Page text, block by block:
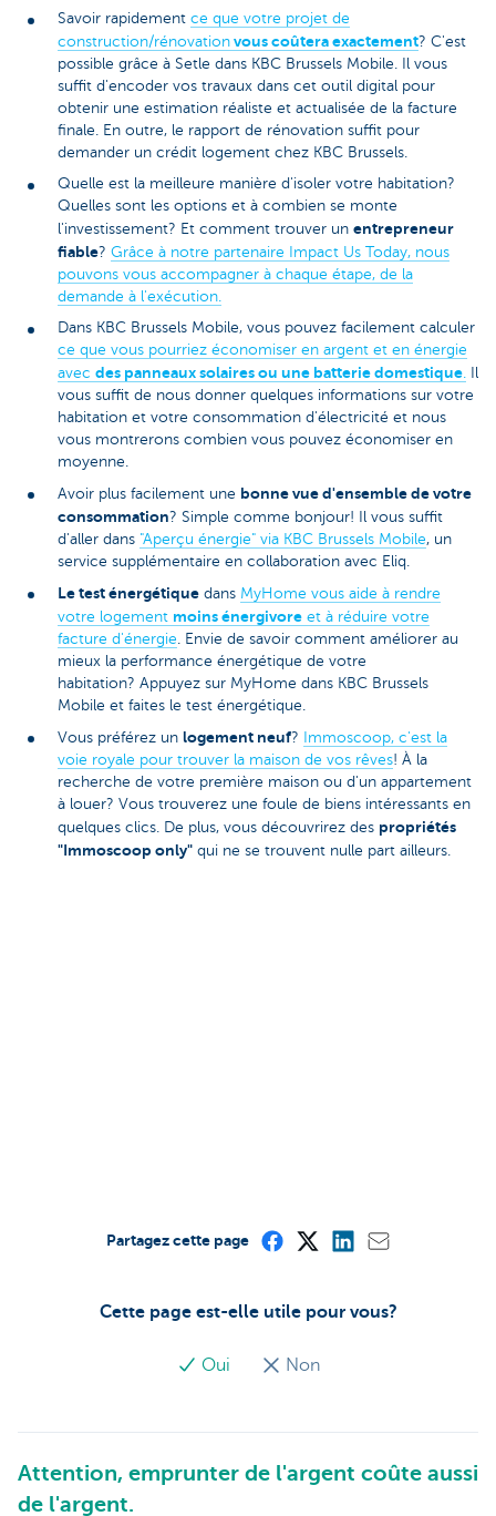
Savoir rapidement ce que votre projet de
construction/rénovation vous coûtera exactement? C'est
possible grâce à Setle dans KBC Brussels Mobile. Il vous
suffit d'encoder vos travaux dans cet outil digital pour
obtenir une estimation réaliste et actualisée de la facture
finale. En outre, le rapport de rénovation suffit pour
demander un crédit logement chez KBC Brussels.
Quelle est la meilleure manière d'isoler votre habitation?
Quelles sont les options et à combien se monte
l'investissement? Et comment trouver un entrepreneur
fiable? Grâce à notre partenaire Impact Us Today, nous
pouvons vous accompagner à chaque étape, de la
demande à l'exécution.
Dans KBC Brussels Mobile, vous pouvez facilement calculer
ce que vous pourriez économiser en argent et en énergie
avec des panneaux solaires ou une batterie domestique
Il
vous suffit de nous donner quelques informations sur votre
habitation et votre consommation d'électricité et nous
vous montrerons combien vous pouvez économiser en
moyenne.
Avoir plus facilement une bonne vue d'ensemble de votre
consommation? Simple comme bonjour! Il vous suffit
d'aller dans "Aperçu énergie" via KBC Brussels Mobile, un
service supplémentaire en collaboration avec Eliq.
Le test énergétique dans MyHome vous aide à rendre
votre logement moins énergivore et à réduire votre
facture d'énergie . Envie de savoir comment améliorer au
mieux la performance énergétique de votre
habitation? Appuyez sur MyHome dans KBC Brussels
Mobile et faites le test énergétique.
Vous préférez un logement neuf?
Immoscoop, c'est la
voie royale pour trouver la maison de vos rêves! À la
recherche de votre première maison ou d'un appartement
à louer? Vous trouverez une foule de biens intéressants en
quelques clics. De plus, vous découvrirez des propriétés
"Immoscoop only" qui ne se trouvent nulle part ailleurs.
Cette page est-elle utile pour vous?
Oui Non
Partagez cette page
Attention, emprunter de l'argent coûte aussi
de l'argent.